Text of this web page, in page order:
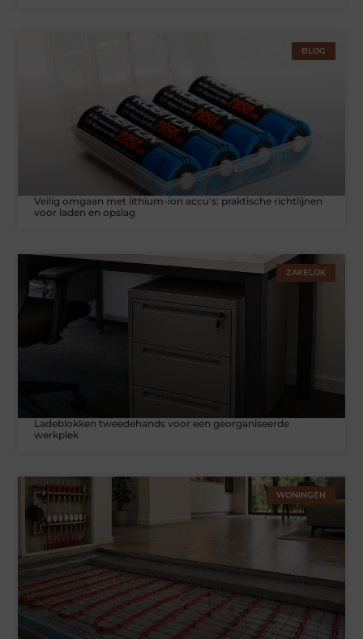
BLOG
Veilig omgaan met lithium-ion accu's: praktische richtlijnen
voor laden en opslag
ZAKELIJK
Ladeblokken tweedehands voor een georganiseerde
werkplek
WONINGEN